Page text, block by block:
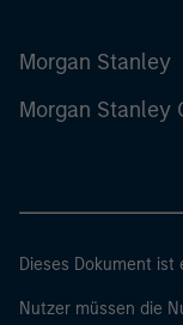
Morgan Stanley
Morgan Stanley
Dieses Dokument
Nutzer müssen die